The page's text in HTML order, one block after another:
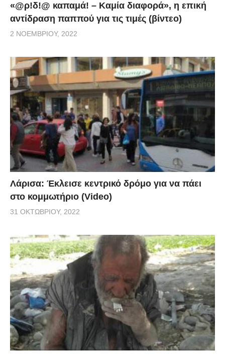
«@ρ!δ!@ καπαμά! – Καμία διαφορά», η επική
αντίδραση παππού για τις τιμές (βίντεο)
2 ΝΟΕΜΒΡΊΟΥ, 2022
Λάρισα: Έκλεισε κεντρικό δρόμο για να πάει
στο κομμωτήριο (Video)
31 ΟΚΤΩΒΡΊΟΥ, 2022